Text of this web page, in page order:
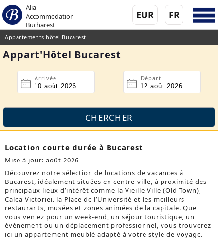
Alia
Accommodation
Bucharest
FR
EUR
Appartements hôtel Bucarest
Appart'Hôtel Bucarest
Arrivée Départ
Location courte durée à Bucarest
Mise à jour: août 2026
Découvrez notre sélection de locations de vacances à
Bucarest, idéalement situées en centre-ville, à proximité des
principaux lieux d’intérêt comme la Vieille Ville (Old Town),
Calea Victoriei, la Place de l’Université et les meilleurs
restaurants, musées et zones animées de la capitale. Que
vous veniez pour un week-end, un séjour touristique, un
événement ou un déplacement professionnel, vous trouverez
ici un appartement meublé adapté à votre style de voyage.